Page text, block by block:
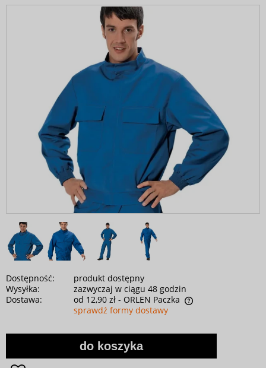
Dostępność:
produkt dostępny
Wysyłka:
zazwyczaj w ciągu 48 godzin
Dostawa:
od 12,90 zł - ORLEN Paczka
sprawdź formy dostawy
do koszyka